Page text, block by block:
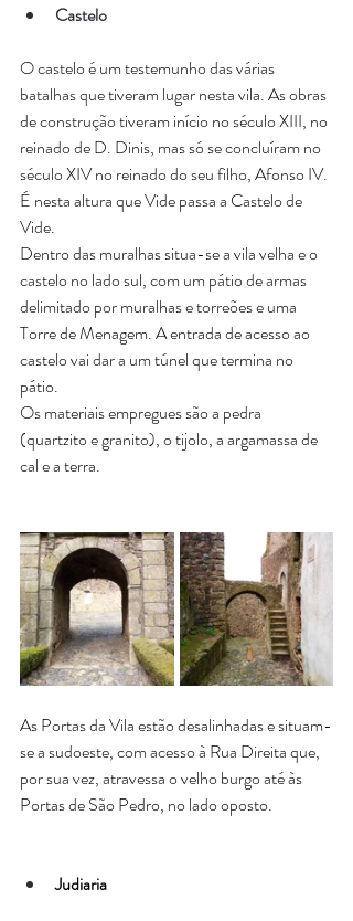
Castelo
O castelo é um testemunho das várias
batalhas que tiveram lugar nesta vila. As obras
de construção tiveram início no século XIII, no
reinado de D. Dinis, mas só se concluíram no
século XIV no reinado do seu filho, Afonso IV.
É nesta altura que Vide passa a Castelo de
Vide.
Dentro das muralhas situa-se a vila velha e o
castelo no lado sul, com um pátio de armas
delimitado por muralhas e torreões e uma
Torre de Menagem. A entrada de acesso ao
castelo vai dar a um túnel que termina no
pátio.
Os materiais empregues são a pedra
(quartzito e granito), o tijolo, a argamassa de
cal e a terra.
As Portas da Vila estão desalinhadas e situam-
se a sudoeste, com acesso à Rua Direita que,
por sua vez, atravessa o velho burgo até às
Portas de São Pedro, no lado oposto.
Judiaria